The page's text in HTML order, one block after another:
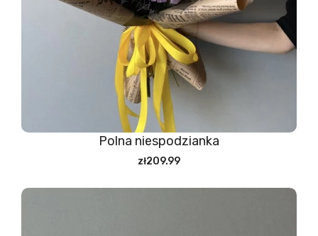
Polna niespodzianka
zł209.99